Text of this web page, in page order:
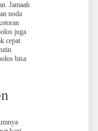
Jamaah
noda
juga
cepat
bisa